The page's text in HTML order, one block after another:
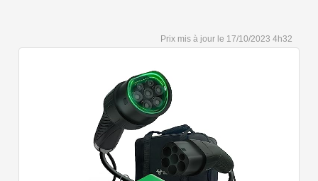
Capacité de charge à puissance réglable jusqu'à 22
kW. Câble de charge Type 2 de 5 ou 7 mètres de long.
Compatible avec tous les compteurs d'énergie Wallbox
permettant d'éviter les pannes de courant, les surprises
sur vos factures d'énergie et de charger votre VE avec
vos panneaux solaires.
17/10/2023 4h32